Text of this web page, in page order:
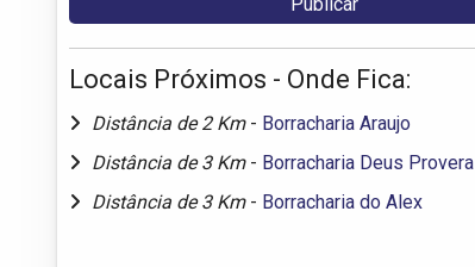
Locais Próximos - Onde Fica:
Distância de 2 Km - Borracharia Araujo
Distância de 3 Km - Borracharia Deus Provera
Distância de 3 Km - Borracharia do Alex